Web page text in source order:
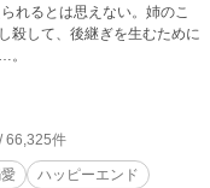
殺して、後継ぎを生むために
。
66,325件
ハッピーエンド